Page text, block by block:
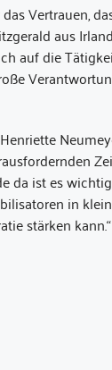
Vertrauen,
aus
auf die
da ist es
in
stärken kann.“